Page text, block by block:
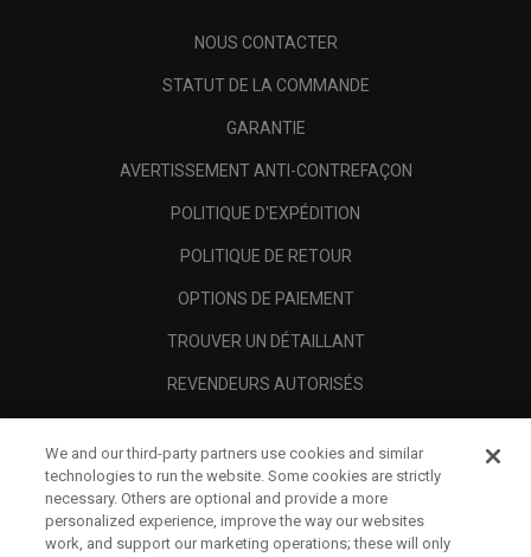
NOUS CONTACTER
STATUT DE LA COMMANDE
GARANTIE
AVERTISSEMENT ANTI-CONTREFAÇON
POLITIQUE D'EXPÉDITION
POLITIQUE DE RETOUR
OPTIONS DE PAIEMENT
TROUVER UN DÉTAILLANT
REVENDEURS AUTORISÉS
A PROPOS
MENTIONS LÉGALES
We and our third-party partners use cookies and similar
technologies to run the website. Some cookies are strictly
necessary. Others are optional and provide a more
personalized experience, improve the way our websites
work, and support our marketing operations; these will only